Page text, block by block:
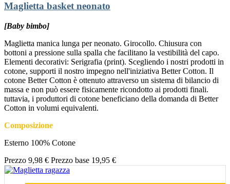
Maglietta basket neonato
[Baby bimbo]
Maglietta manica lunga per neonato. Girocollo. Chiusura con
bottoni a pressione sulla spalla che facilitano la vestibilità del capo.
Elementi decorativi: Serigrafia (print). Scegliendo i nostri prodotti in
cotone, supporti il nostro impegno nell'iniziativa Better Cotton. Il
cotone Better Cotton è ottenuto attraverso un sistema di bilancio di
massa e non può essere fisicamente ricondotto ai prodotti finali.
tuttavia, i produttori di cotone beneficiano della domanda di Better
Cotton in volumi equivalenti.
Composizione
Esterno 100% Cotone
Prezzo 9,98 € Prezzo base 19,95 €